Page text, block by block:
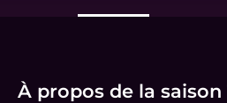
À propos de la saison